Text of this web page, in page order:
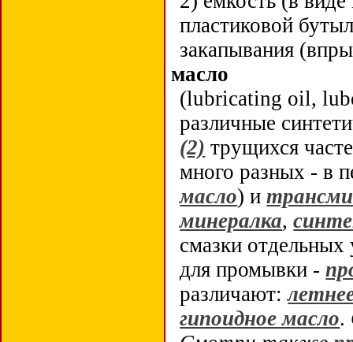
пластиковой
закапывания
масло
(lubricating oil,
различные
(2) трущихся
много разных - в
масло) и
минералка,
смазки
для промывки -
различают:
гипоидное масло.